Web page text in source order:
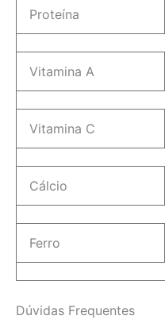
Proteína
Vitamina A
Vitamina C
Cálcio
Ferro
Dúvidas Frequentes